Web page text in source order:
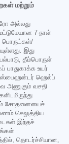
மற்றும்
அல்லது
7-நாள்
பொருட்கள்/
இது
தீம்பொருள்
பாதுகாக்க உயர்
ஸ்பைஹன்டர் ஹெல்ப்
அணுகும் வசதி
சோதனையைச்
செலுத்திய
இந்தச்
தொடர்ச்சியான,